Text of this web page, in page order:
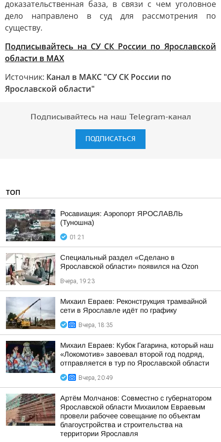
доказательственная база, в связи с чем уголовное
дело направлено в суд для рассмотрения по
существу.
Подписывайтесь на СУ СК России по Ярославской
области в МАХ
Источник: Канал в МАКС "СУ СК России по
Ярославской области"
Подписывайтесь на наш Telegram-канал
ПОДПИСАТЬСЯ
ТОП
Росавиация: Аэропорт ЯРОСЛАВЛЬ
(Туношна)
01:21
Специальный раздел «Сделано в
Ярославской области» появился на Ozon
Вчера, 19:23
Михаил Евраев: Реконструкция трамвайной
сети в Ярославле идёт по графику
Вчера, 18:35
Михаил Евраев: Кубок Гагарина, который наш
«Локомотив» завоевал второй год подряд,
отправляется в тур по Ярославской области
Вчера, 20:49
Артём Молчанов: Совместно с губернатором
Ярославской области Михаилом Евраевым
провели рабочее совещание по объектам
благоустройства и строительства на
территории Ярославля